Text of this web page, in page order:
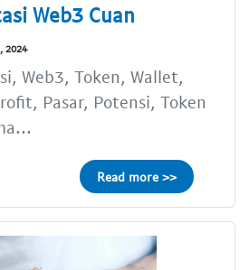
Web3 Cuan
2024
Web3, Token, Wallet,
Pasar, Potensi, Token
Read more >>